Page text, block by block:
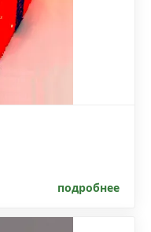
подробнее